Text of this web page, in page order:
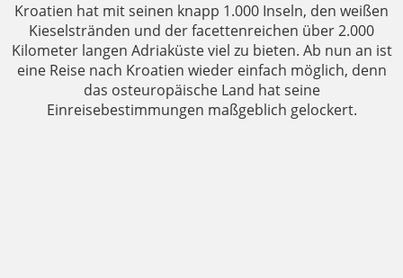
Kroatien hat mit seinen knapp 1.000 Inseln, den weißen
Kieselstränden und der facettenreichen über 2.000
Kilometer langen Adriaküste viel zu bieten. Ab nun an ist
eine Reise nach Kroatien wieder einfach möglich, denn
das osteuropäische Land hat seine
Einreisebestimmungen maßgeblich gelockert.